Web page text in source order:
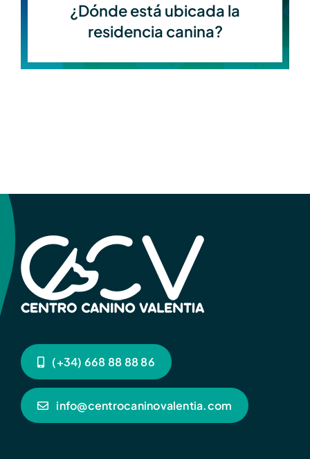
¿Dónde está ubicada la
residencia canina?
(+34) 668 88 88 86
info@centrocaninovalentia.com